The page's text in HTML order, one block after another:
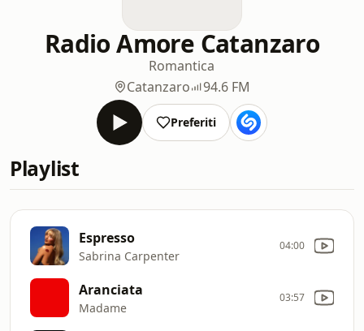
Radio Amore Catanzaro
Romantica
Catanzaro
94.6 FM
Preferiti
Playlist
Espresso
Sabrina Carpenter
04:00
Aranciata
Madame
03:57